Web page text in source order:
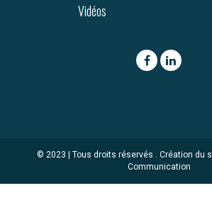
Vidéos
© 2023 | Tous droits réservés . Création du
Communication